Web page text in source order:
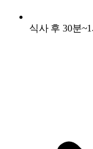
식사 후 30분